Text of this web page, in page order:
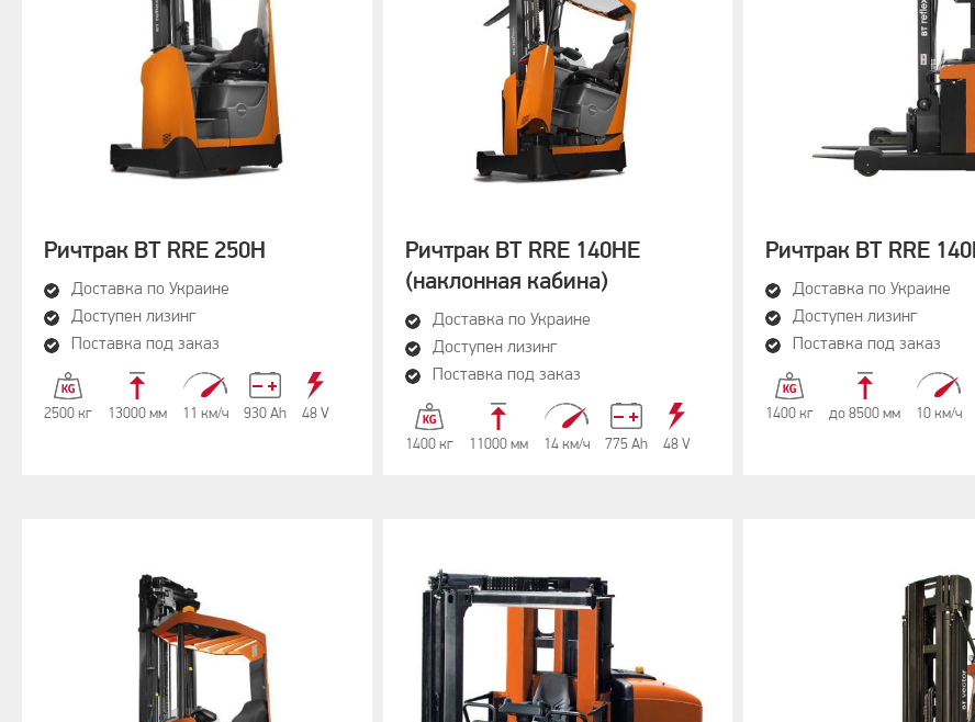
Ричтрак BT RRE 250H
Доставка по Украине
Доступен лизинг
Поставка под заказ
2500 кг 13000 мм 11 км/ч 930 Аh 48 V
Ричтрак BT RRE 140HE
(наклонная кабина)
Доставка по Украине
Доступен лизинг
Поставка под заказ
1400 кг 11000 мм 14 км/ч 775 Аh 48 V
Ричтрак BT RRE
Доставка по Украине
Доступен лизинг
Поставка под заказ
1400 кг до 8500 мм 10 км/ч